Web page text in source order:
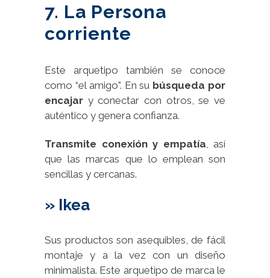
7. La Persona
corriente
Este arquetipo también se conoce
como “el amigo”. En su búsqueda por
encajar y conectar con otros, se ve
auténtico y genera confianza.
Transmite conexión y empatía , así
que las marcas que lo emplean son
sencillas y cercanas.
» Ikea
Sus productos son asequibles, de fácil
montaje y a la vez con un diseño
minimalista. Este arquetipo de marca le